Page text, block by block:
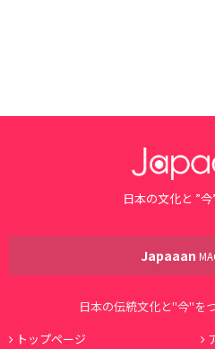
日本の文化と ”今
Japaaan
日本の伝統文化と"今"を
トップページ